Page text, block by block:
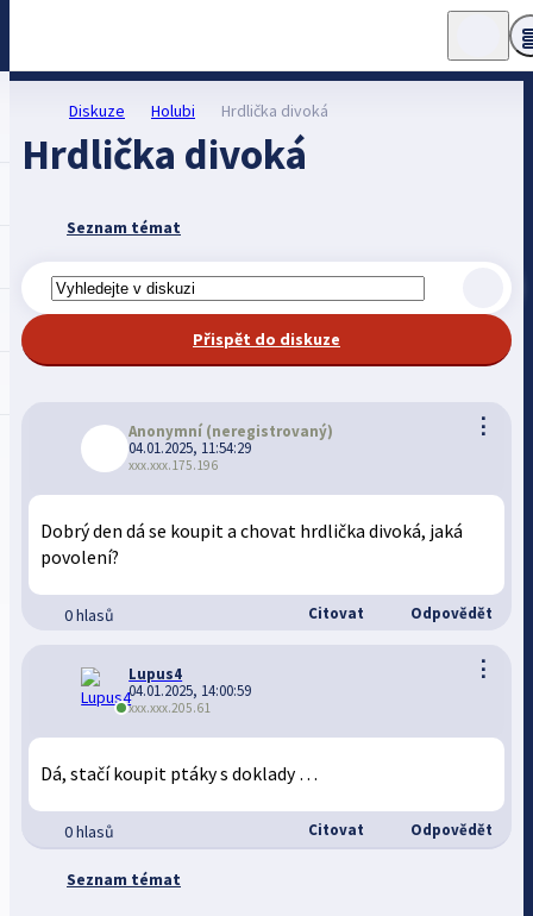
Diskuze Holubi Hrdlička divoká
Hrdlička divoká
Seznam témat
Přispět do diskuze
⋮
Anonymní (neregistrovaný)
04.01.2025, 11:54:29
xxx.xxx.175.196
Dobrý den dá se koupit a chovat hrdlička divoká, jaká
povolení?
0 hlasů Citovat Odpovědět
⋮
Lupus4
04.01.2025, 14:00:59
xxx.xxx.205.61
Dá, stačí koupit ptáky s doklady …
0 hlasů Citovat Odpovědět
Seznam témat